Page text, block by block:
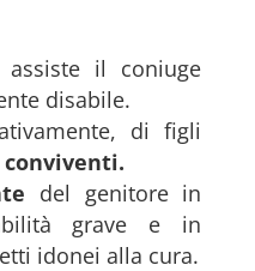
il coniuge
disabile.
di figli
conviventi.
del genitore in
grave e in
idonei alla cura.